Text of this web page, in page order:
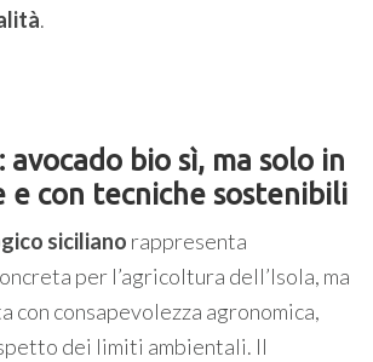
.
avocado bio sì, ma solo in
e con tecniche sostenibili
siciliano rappresenta
per l’agricoltura dell’Isola, ma
con consapevolezza agronomica,
dei limiti ambientali. Il